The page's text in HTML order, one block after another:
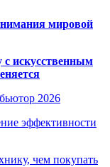
мировой
с искусственным
2026
эффективности
чем покупать